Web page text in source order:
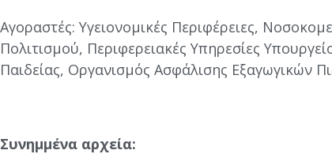
Αγοραστές: Υγειονομικές Περιφέρειες,
Πολιτισμού, Περιφερειακές Υπηρεσίες
Παιδείας, Οργανισμός Ασφάλισης Εξαγωγικών
Συνημμένα αρχεία: